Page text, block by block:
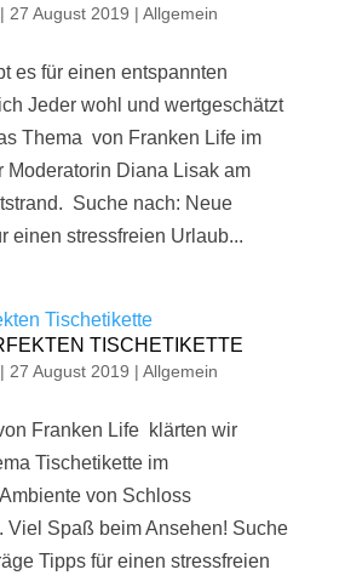
| 27 August 2019 | Allgemein
es für einen entspannten
Jeder wohl und wertgeschätzt
Thema von Franken Life im
Moderatorin Diana Lisak am
Suche nach: Neue
einen stressfreien Urlaub...
TISCHETIKETTE
| 27 August 2019 | Allgemein
Franken Life klärten wir
Tischetikette im
von Schloss
Viel Spaß beim Ansehen! Suche
Tipps für einen stressfreien